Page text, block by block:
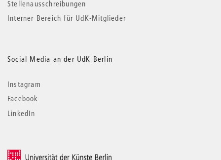
Stellenausschreibungen
Interner Bereich für UdK-Mitglieder
Social Media an der UdK Berlin
Instagram
Facebook
LinkedIn
© 2026 Universität der Künste Berlin